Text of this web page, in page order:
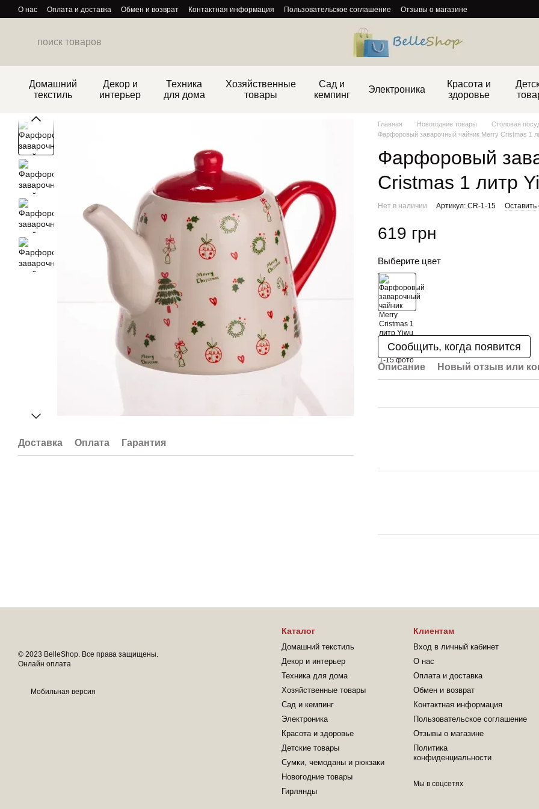
Перейти к основному контенту
О нас Оплата и доставка Обмен и возврат Контактная информация Пользовательское соглашение
Отзывы о магазине
Домашний
текстиль
Декор и
интерьер
Техника
для дома
Хозяйственные
товары
Сад и
кемпинг
Электроника
Красота и
здоровье
Доставка Оплата Гарантия
Главная Новогодние товары Столовая
Фарфоровый заварочный чайник Merry Cristmas 1
Фарфоровый
Cristmas 1 литр
Нет в наличии Артикул: CR-1-15 Оставить
619 грн
Выберите цвет
Сообщить, когда появится
Описание Новый отзыв или
© 2023 BelleShop. Все права защищены.
Онлайн оплата
Мобильная версия
Каталог
Домашний текстиль
Декор и интерьер
Техника для дома
Хозяйственные товары
Сад и кемпинг
Электроника
Красота и здоровье
Детские товары
Сумки, чемоданы и рюкзаки
Новогодние товары
Гирлянды
Клиентам
Вход в личный кабинет
О нас
Оплата и доставка
Обмен и возврат
Контактная информация
Пользовательское соглашение
Отзывы о магазине
Политика
конфиденциальности
Мы в соцсетях